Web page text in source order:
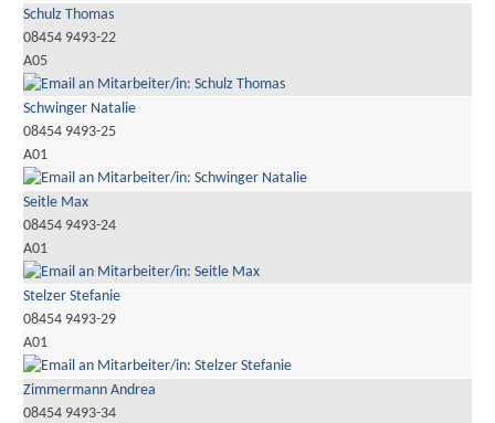
Schulz Thomas
08454 9493-22
A05
Schwinger Natalie
08454 9493-25
A01
Seitle Max
08454 9493-24
A01
Stelzer Stefanie
08454 9493-29
A01
Zimmermann Andrea
08454 9493-34